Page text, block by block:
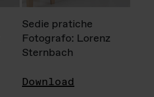
Sedie pratiche
Fotografo: Lorenz
Sternbach
Download